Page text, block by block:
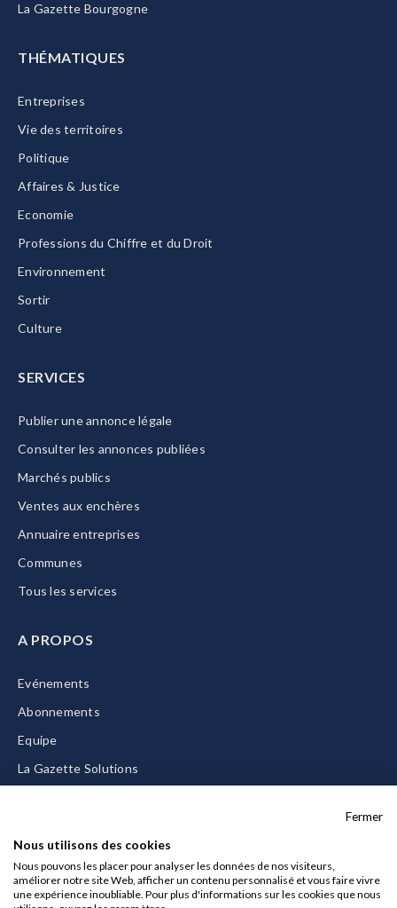
La Gazette Bourgogne
THÉMATIQUES
Entreprises
Vie des territoires
Politique
Affaires & Justice
Economie
Professions du Chiffre et du Droit
Environnement
Sortir
Culture
SERVICES
Publier une annonce légale
Consulter les annonces publiées
Marchés publics
Ventes aux enchères
Annuaire entreprises
Communes
Tous les services
A PROPOS
Evénements
Abonnements
Equipe
La Gazette Solutions
Mentions légales
Fermer
Nous utilisons des cookies
Nous pouvons les placer pour analyser les données de nos visiteurs,
améliorer notre site Web, afficher un contenu personnalisé et vous faire vivre
une expérience inoubliable. Pour plus d'informations sur les cookies que nous